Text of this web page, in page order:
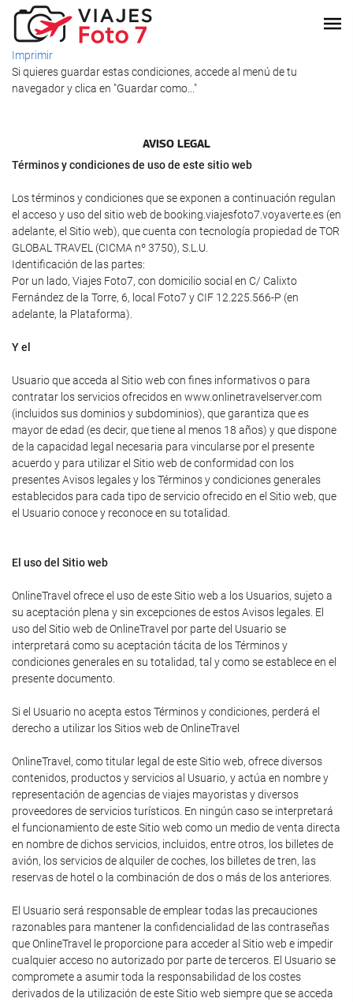
Imprimir
Si quieres guardar estas condiciones, accede al menú de tu
navegador y clica en "Guardar como..."
AVISO LEGAL
Términos y condiciones de uso de este sitio web
Los términos y condiciones que se exponen a continuación regulan
el acceso y uso del sitio web de booking.viajesfoto7.voyaverte.es (en
adelante, el Sitio web), que cuenta con tecnología propiedad de TOR
GLOBAL TRAVEL (CICMA nº 3750), S.L.U.
Identificación de las partes:
Por un lado, Viajes Foto7, con domicilio social en C/ Calixto
Fernández de la Torre, 6, local Foto7 y CIF 12.225.566-P (en
adelante, la Plataforma).
Y el
Usuario que acceda al Sitio web con fines informativos o para
contratar los servicios ofrecidos en www.onlinetravelserver.com
(incluidos sus dominios y subdominios), que garantiza que es
mayor de edad (es decir, que tiene al menos 18 años) y que dispone
de la capacidad legal necesaria para vincularse por el presente
acuerdo y para utilizar el Sitio web de conformidad con los
presentes Avisos legales y los Términos y condiciones generales
establecidos para cada tipo de servicio ofrecido en el Sitio web, que
el Usuario conoce y reconoce en su totalidad.
El uso del Sitio web
OnlineTravel ofrece el uso de este Sitio web a los Usuarios, sujeto a
su aceptación plena y sin excepciones de estos Avisos legales. El
uso del Sitio web de OnlineTravel por parte del Usuario se
interpretará como su aceptación tácita de los Términos y
condiciones generales en su totalidad, tal y como se establece en el
presente documento.
Si el Usuario no acepta estos Términos y condiciones, perderá el
derecho a utilizar los Sitios web de OnlineTravel
OnlineTravel, como titular legal de este Sitio web, ofrece diversos
contenidos, productos y servicios al Usuario, y actúa en nombre y
representación de agencias de viajes mayoristas y diversos
proveedores de servicios turísticos. En ningún caso se interpretará
el funcionamiento de este Sitio web como un medio de venta directa
en nombre de dichos servicios, incluidos, entre otros, los billetes de
avión, los servicios de alquiler de coches, los billetes de tren, las
reservas de hotel o la combinación de dos o más de los anteriores.
El Usuario será responsable de emplear todas las precauciones
razonables para mantener la confidencialidad de las contraseñas
que OnlineTravel le proporcione para acceder al Sitio web e impedir
cualquier acceso no autorizado por parte de terceros. El Usuario se
compromete a asumir toda la responsabilidad de los costes
derivados de la utilización de este Sitio web siempre que se acceda